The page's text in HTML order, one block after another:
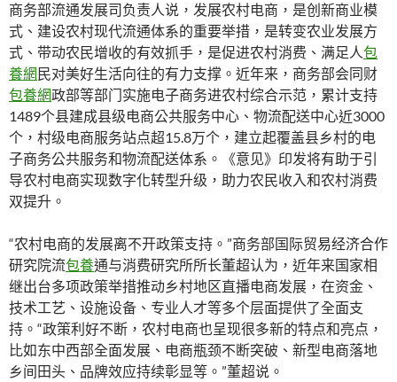
商务部流通发展司负责人说，发展农村电商，是创新商业模
式、建设农村现代流通体系的重要举措，是转变农业发展方
式、带动农民增收的有效抓手，是促进农村消费、满足人包
養網民对美好生活向往的有力支撑。近年来，商务部会同财
包養網政部等部门实施电子商务进农村综合示范，累计支持
1489个县建成县级电商公共服务中心、物流配送中心近3000
个，村级电商服务站点超15.8万个，建立起覆盖县乡村的电
子商务公共服务和物流配送体系。《意见》印发将有助于引
导农村电商实现数字化转型升级，助力农民收入和农村消费
双提升。
“农村电商的发展离不开政策支持。”商务部国际贸易经济合作
研究院流包養通与消费研究所所长董超认为，近年来国家相
继出台多项政策举措推动乡村地区直播电商发展，在资金、
技术工艺、设施设备、专业人才等多个层面提供了全面支
持。“政策利好不断，农村电商也呈现很多新的特点和亮点，
比如东中西部全面发展、电商瓶颈不断突破、新型电商落地
乡间田头、品牌效应持续彰显等。”董超说。